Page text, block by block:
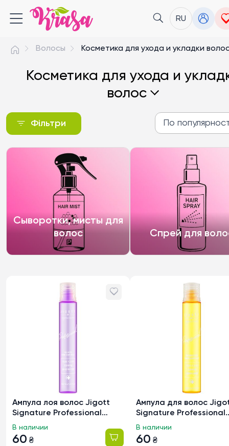
RU
Волосы Косметика для ухода и укладки
Косметика для ухода и
волос
Фільтри По
По популярности
От дешевых до
От дорогих к
Сыворотки, мисты для
волос
Спрей для
Ампула лоя волос Jigott
Signature Professional
Keratin Hair Ampoule с
кератином, 13мл
60 ₴
В наличии
Ампула для волос
Signature Professional
Probiotics Hair
пробиотиками, 13мл
60 ₴
В наличии